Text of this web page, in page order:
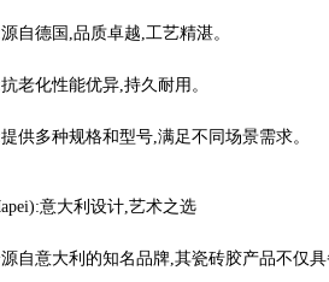
自德国,品质卓越,工艺精湛。
老化性能优异,持久耐用。
供多种规格和型号,满足不同场景需求。
意大利设计,艺术之选
自意大利的知名品牌,其瓷砖胶产品不仅